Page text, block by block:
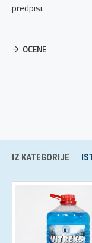
predpisi.
OCENE
IZ KATEGORIJE